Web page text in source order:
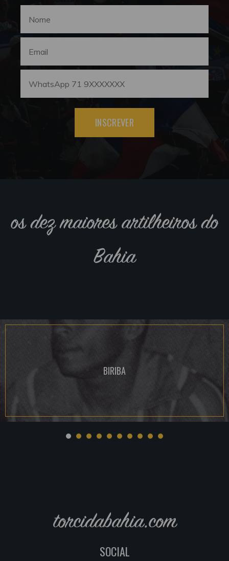
INSCREVER
os dez maiores artilheiros do
Bahia
BIRIBA
torcidabahia.com
SOCIAL